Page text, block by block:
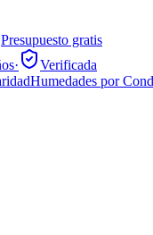
Presupuesto gratis
·
Verificada
Humedades por